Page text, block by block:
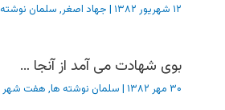
۱۲ شهریور ۱۳۸۲ | جهاد اصغر,سلمان
بوی شهادت می آمد از آنجا …
۳۰ مهر ۱۳۸۲ | سلمان نوشته ها,هفت